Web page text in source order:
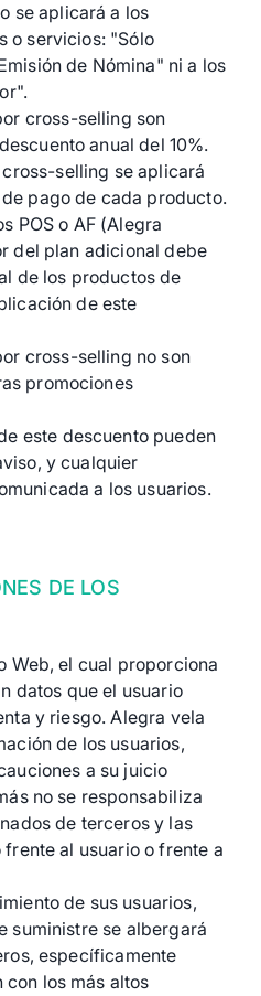
se aplicará a los
o servicios: "Sólo
de Nómina" ni a los
cross-selling son
anual del 10%.
selling se aplicará
pago de cada producto.
POS o AF (Alegra
del plan adicional debe
de los productos de
de este
cross-selling no son
promociones
este descuento pueden
y cualquier
a los usuarios.
DE LOS
Web, el cual proporciona
datos que el usuario
y riesgo. Alegra vela
de los usuarios,
a su juicio
no se responsabiliza
de terceros y las
al usuario o frente a
de sus usuarios,
suministre se albergará
específicamente
los más altos